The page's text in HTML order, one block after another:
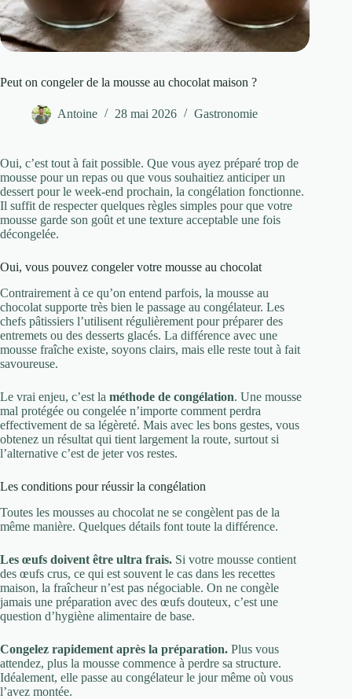
Peut on congeler de la mousse au chocolat maison ?
Antoine 28 mai 2026 Gastronomie
Oui, c’est tout à fait possible. Que vous ayez préparé trop de
mousse pour un repas ou que vous souhaitiez anticiper un
dessert pour le week-end prochain, la congélation fonctionne.
Il suffit de respecter quelques règles simples pour que votre
mousse garde son goût et une texture acceptable une fois
décongelée.
Oui, vous pouvez congeler votre mousse au chocolat
Contrairement à ce qu’on entend parfois, la mousse au
chocolat supporte très bien le passage au congélateur. Les
chefs pâtissiers l’utilisent régulièrement pour préparer des
entremets ou des desserts glacés. La différence avec une
mousse fraîche existe, soyons clairs, mais elle reste tout à fait
savoureuse.
Le vrai enjeu, c’est la méthode de congélation. Une mousse
mal protégée ou congelée n’importe comment perdra
effectivement de sa légèreté. Mais avec les bons gestes, vous
obtenez un résultat qui tient largement la route, surtout si
l’alternative c’est de jeter vos restes.
Les conditions pour réussir la congélation
Toutes les mousses au chocolat ne se congèlent pas de la
même manière. Quelques détails font toute la différence.
Les œufs doivent être ultra frais. Si votre mousse contient
des œufs crus, ce qui est souvent le cas dans les recettes
maison, la fraîcheur n’est pas négociable. On ne congèle
jamais une préparation avec des œufs douteux, c’est une
question d’hygiène alimentaire de base.
Congelez rapidement après la préparation. Plus vous
attendez, plus la mousse commence à perdre sa structure.
Idéalement, elle passe au congélateur le jour même où vous
l’avez montée.